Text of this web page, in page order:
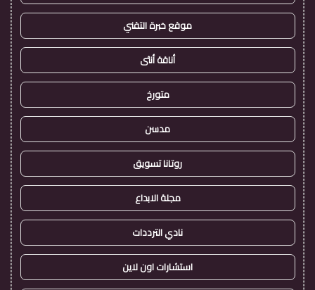
موقع خبرة التقني
أناقة أنثى
متورخ
مدسن
روتانا تسويق
مجلة الابداع
نادي الترددات
استشارات اون لاين